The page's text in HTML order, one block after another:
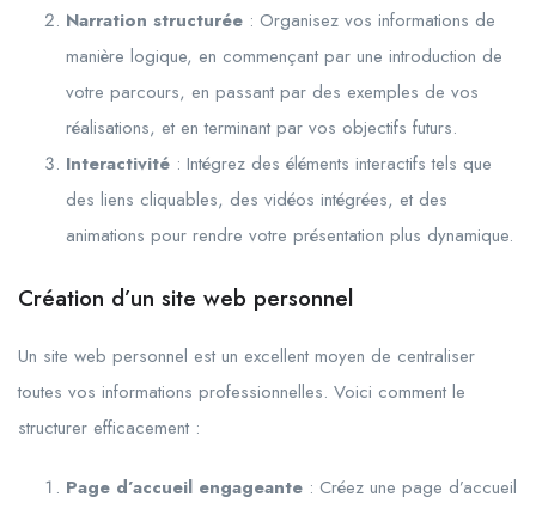
Narration structurée : Organisez vos informations de
manière logique, en commençant par une introduction de
votre parcours, en passant par des exemples de vos
réalisations, et en terminant par vos objectifs futurs.
Interactivité : Intégrez des éléments interactifs tels que
des liens cliquables, des vidéos intégrées, et des
animations pour rendre votre présentation plus dynamique.
Création d’un site web personnel
Un site web personnel est un excellent moyen de centraliser
toutes vos informations professionnelles. Voici comment le
structurer efficacement :
Page d’accueil engageante : Créez une page d’accueil